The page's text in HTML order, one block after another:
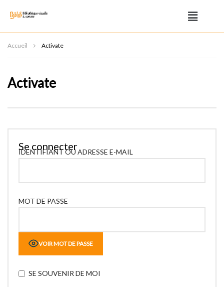
Accueil Activate
Activate
Se connecter
IDENTIFIANT OU ADRESSE E-MAIL
MOT DE PASSE
VOIR MOT DE PASSE
SE SOUVENIR DE MOI